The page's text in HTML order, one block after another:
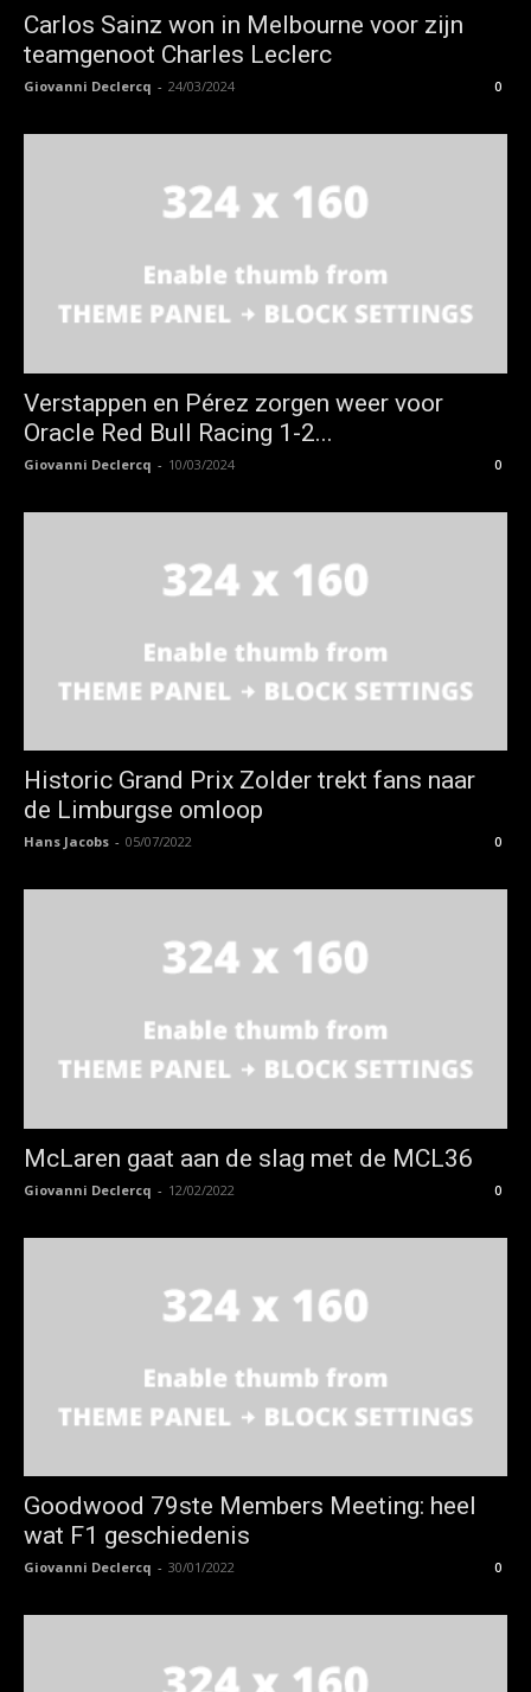
Carlos Sainz won in Melbourne voor zijn
teamgenoot Charles Leclerc
Giovanni Declercq - 24/03/2024 0
Verstappen en Pérez zorgen weer voor
Oracle Red Bull Racing 1-2...
Giovanni Declercq - 10/03/2024 0
Historic Grand Prix Zolder trekt fans naar
de Limburgse omloop
Hans Jacobs - 05/07/2022 0
McLaren gaat aan de slag met de MCL36
Giovanni Declercq - 12/02/2022 0
Goodwood 79ste Members Meeting: heel
wat F1 geschiedenis
Giovanni Declercq - 30/01/2022 0